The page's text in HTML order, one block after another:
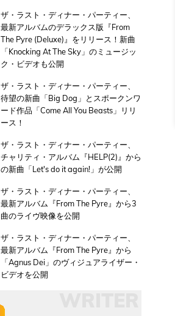
ザ・ラスト・ディナー・パーティー、
最新アルバムのデラックス版『From
The Pyre (Deluxe)』をリリース！新曲
「Knocking At The Sky」のミュージッ
ク・ビデオも公開
ザ・ラスト・ディナー・パーティー、
待望の新曲「Big Dog」とスポークンワ
ード作品「Come All You Beasts」リリ
ース！
ザ・ラスト・ディナー・パーティー、
チャリティ・アルバム『HELP(2)』から
の新曲「Let's do it again!」が公開
ザ・ラスト・ディナー・パーティー、
最新アルバム『From The Pyre』から3
曲のライヴ映像を公開
ザ・ラスト・ディナー・パーティー、
最新アルバム『From The Pyre』から
「Agnus Dei」のヴィジュアライザー・
ビデオを公開